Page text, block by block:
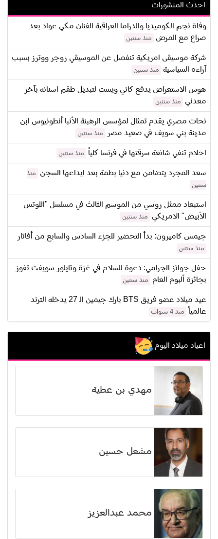
احدث المنشورات
وفاة نجم الكوميديا والدراما العراقية الفنان مكي عواد بعد
صراع مع المرض
منذ سنتين
شركة موسيقى امريكية تنفصل عن الموسيقي روجر ووترز بسبب
آراءه السياسية
منذ سنتين
هوس الاستعراض يدفع كاني ويست لتبديل طقم اسنانه بآخر
معدني
منذ سنتين
نحات مصري يقدم تمثال لمؤسس الرهبنة الأنبا أنطونيوس ابن
مدينة بني سويف في صعيد مصر
منذ سنتين
احلام تنفي شائعة سرقتها في فرنسا كلياً منذ سنتين
سعد المجرد يتضامن مع دنيا بطمة بعد ايداعها السجن
منذ
سنتين
استبعاد ممثل روسي من الموسم الثالث في مسلسل "اللوتس
الأبيض" الامريكي
منذ سنتين
جيمس كاميرون: بدأ التحضير للجزء السادس والسابع من أفاتار
منذ سنتين
حفل جوائز الجرامي: دعوة للسلام في غزة وتايلور سويفت تفوز
بجائزة ألبوم العام
منذ سنتين
عيد ميلاد عضو فريق BTS بارك جيمين الـ 27 يدخله الترند
عالمياً
منذ 4 سنوات
اعياد ميلاد اليوم
مهدي بن عطية
مشعل حسين
محمد عبدالعزيز